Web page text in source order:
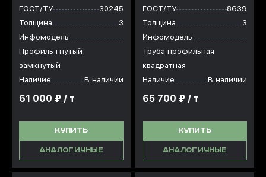
ГОСТ/ТУ
30245
Толщина
3
Инфомодель
Профиль гнутый
замкнутый
Наличие
В наличии
61 000 ₽ / т
КУПИТЬ
АНАЛОГИЧНЫЕ
ГОСТ/ТУ
8639
Толщина
3
Инфомодель
Труба профильная
квадратная
Наличие
В наличии
65 700 ₽ / т
КУПИТЬ
АНАЛОГИЧНЫЕ